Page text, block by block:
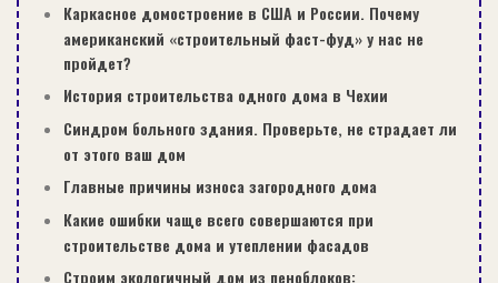
цемента и песка, должен быть пластичным, не
должен рассыпаться, а если используется сухая
смесь, то ее нужно приготовить в соответствии с
указаниями на упаковке. Работу начинают от
одной из стен. Обычно раствор укладывают
лопатой на покрытый жидким цементным
тестом участок пола размером примерно 1 х 1 м
между двумя маячными рейками на уровень
чуть выше маяков. Затем при помощи рейки-
Каркасное домостроение в США и России. Почему
американский «строительный фаст-фуд» у нас не
пройдет?
История строительства одного дома в Чехии
Синдром больного здания. Проверьте, не страдает ли
от этого ваш дом
Главные причины износа загородного дома
Какие ошибки чаще всего совершаются при
строительстве дома и утеплении фасадов
Строим экологичный дом из пеноблоков: